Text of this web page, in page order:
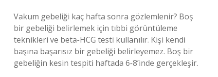
Vakum gebeliği kaç hafta sonra gözlemlenir? Boş
bir gebeliği belirlemek için tıbbi görüntüleme
teknikleri ve beta-HCG testi kullanılır. Kişi kendi
başına başarısız bir gebeliği belirleyemez. Boş bir
gebeliğin kesin tespiti haftada 6-8’inde gerçekleşir.